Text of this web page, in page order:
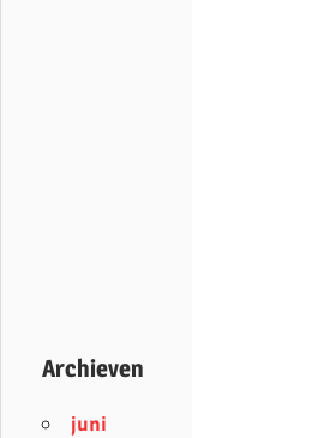
Archieven
juni